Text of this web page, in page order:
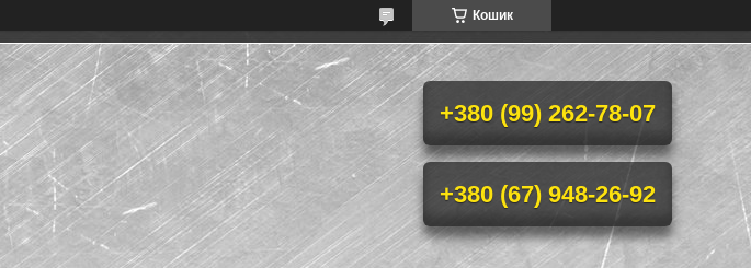
Кошик
+380 (99) 262-78-07
+380 (67) 948-26-92